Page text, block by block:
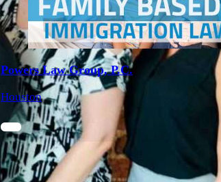
Powers Law Group, P.C.
Houston